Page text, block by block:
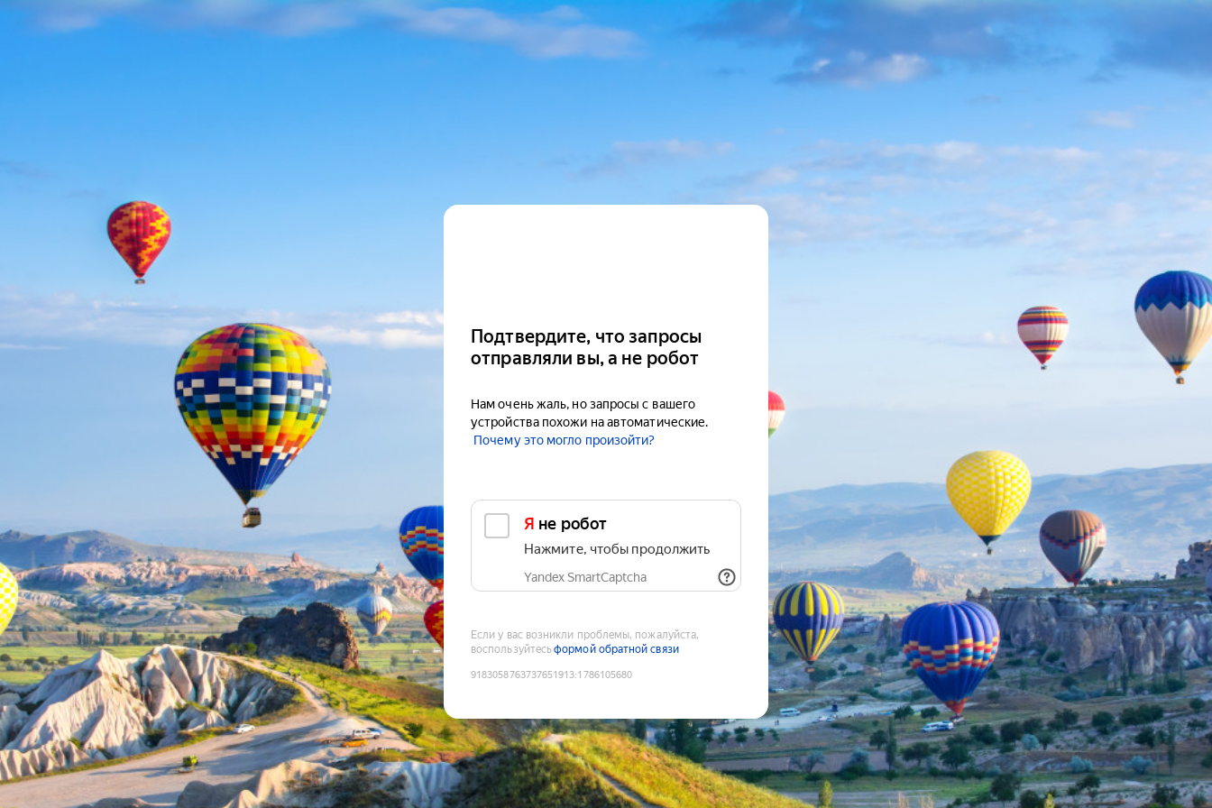
Подтвердите, что запросы
отправляли вы, а не робот
Нам очень жаль, но запросы с вашего
устройства похожи на автоматические.
Почему это могло произойти?
Я не робот
Нажмите, чтобы продолжить
Yandex SmartCaptcha
Если у вас возникли проблемы, пожалуйста,
воспользуйтесьформой обратной связи
9183058763737651913:1786105680